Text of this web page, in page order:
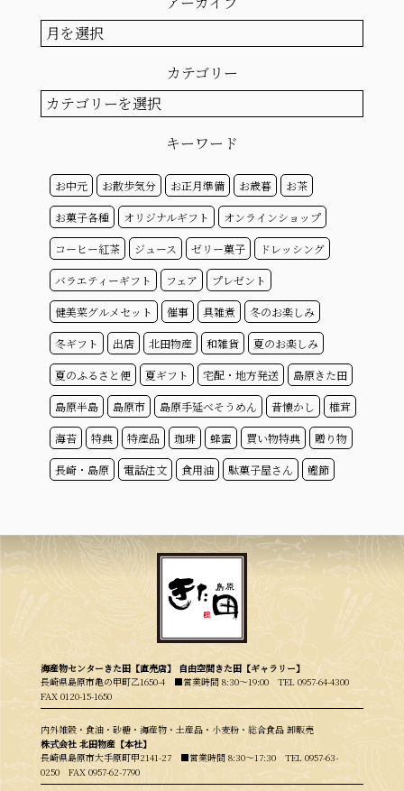
ア
ー
ブ
カテゴリー
カ
テ
キーワード
お中元 お散歩気分 お正月準備 お歳暮 お茶
お菓子各種 オリジナルギフト オンラインショップ
コーヒー紅茶 ジュース ゼリー菓子 ドレッシング
バラエティーギフト フェア プレゼント
健美菜グルメセット 催事 具雑煮 冬のお楽しみ
冬ギフト 出店 北田物産 和雑貨 夏のお楽しみ
夏のふるさと便 夏ギフト 宅配・地方発送 島原きた田
島原半島 島原市 島原手延べそうめん 昔懐かし 椎茸
海苔 特典 特産品 珈琲 蜂蜜 買い物特典 贈り物
長崎・島原 電話注文 食用油 駄菓子屋さん 鰹節
海産物センターきた田【直売店】 自由空間きた田【ギャラリー】
長崎県島原市亀の甲町乙1650-4 ■営業時間 8:30〜19:00 TEL 0957-64-4300
FAX 0120-15-1650
内外雑穀・食油・砂糖・海産物・土産品・小麦粉・総合食品 卸販売
株式会社 北田物産【本社】
長崎県島原市大手原町甲2141-27 ■営業時間 8:30〜17:30 TEL 0957-63-
0250FAX 0957-62-7790